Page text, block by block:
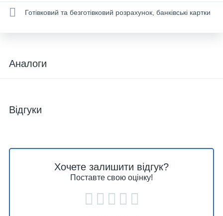
Готівковий та безготівковий розрахунок, банківські картки
Аналоги
Відгуки
Хочете залишити відгук?
Поставте свою оцінку!